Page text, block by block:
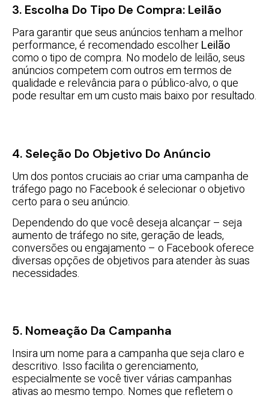
3. Escolha Do Tipo De Compra: Leilão
Para garantir que seus anúncios tenham a melhor
performance, é recomendado escolherLeilão
como o tipo de compra. No modelo de leilão, seus
anúncios competem com outros em termos de
qualidade e relevância para o público-alvo, o que
pode resultar em um custo mais baixo por resultado.
4. Seleção Do Objetivo Do Anúncio
Um dos pontos cruciais ao criar uma campanha de
tráfego pago no Facebook é selecionar o objetivo
certo para o seu anúncio.
Dependendo do que você deseja alcançar – seja
aumento de tráfego no site, geração de leads,
conversões ou engajamento – o Facebook oferece
diversas opções de objetivos para atender às suas
necessidades.
5. Nomeação Da Campanha
Insira um nome para a campanha que seja claro e
descritivo. Isso facilita o gerenciamento,
especialmente se você tiver várias campanhas
ativas ao mesmo tempo. Nomes que refletem o